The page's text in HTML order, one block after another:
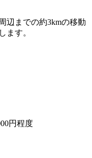
辺までの約3kmの移動
ます。
円程度